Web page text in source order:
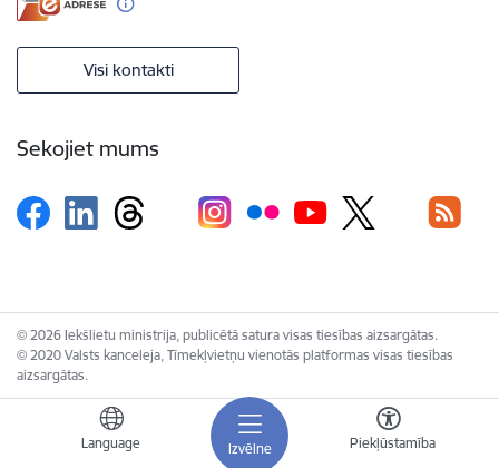
Izvēlne
Language Piekļūstamība
Visi kontakti
Sekojiet mums
© 2026 Iekšlietu ministrija, publicētā satura visas tiesības aizsargātas.
© 2020 Valsts kanceleja, Tīmekļvietņu vienotās platformas visas tiesības
aizsargātas.